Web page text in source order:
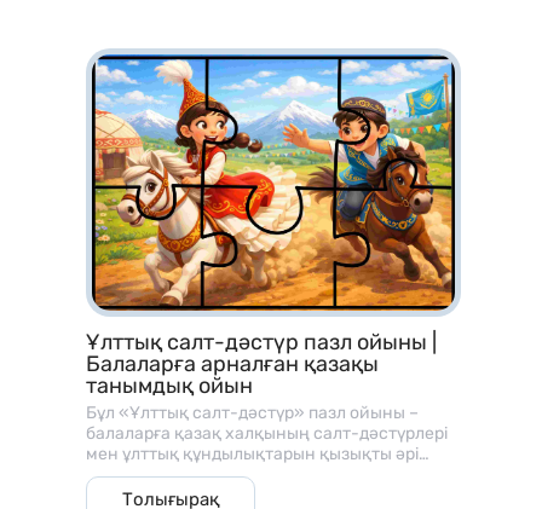
Ұлттық салт-дәстүр пазл ойыны |
Балаларға арналған қазақы
танымдық ойын
Бұл «Ұлттық салт-дәстүр» пазл ойыны –
балаларға қазақ халқының салт-дәстүрлері
мен ұлттық құндылықтарын қызықты әрі
көрнекі түрде таныстыруға арналған
танымдық оқу материалы. Ойын пазл
Толығырақ